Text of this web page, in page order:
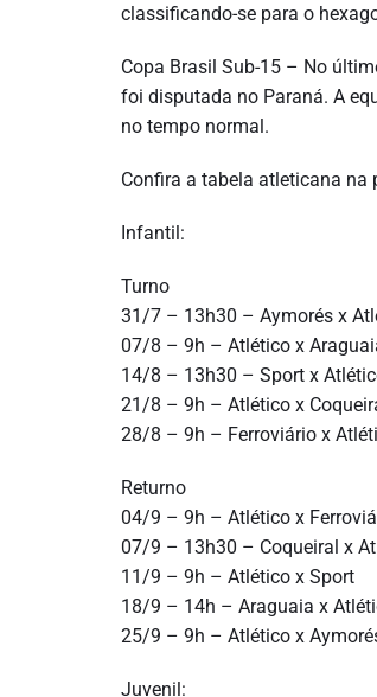
classificando-se para o
Copa Brasil Sub-15 – No
foi disputada no Paraná. A
no tempo normal.
Confira a tabela atleticana na
Infantil:
Turno
31/7 – 13h30 – Aymorés x
07/8 – 9h – Atlético x
14/8 – 13h30 – Sport x
21/8 – 9h – Atlético x
28/8 – 9h – Ferroviário x
Returno
04/9 – 9h – Atlético x
07/9 – 13h30 – Coqueiral x
11/9 – 9h – Atlético x Sport
18/9 – 14h – Araguaia x
25/9 – 9h – Atlético x
Juvenil: